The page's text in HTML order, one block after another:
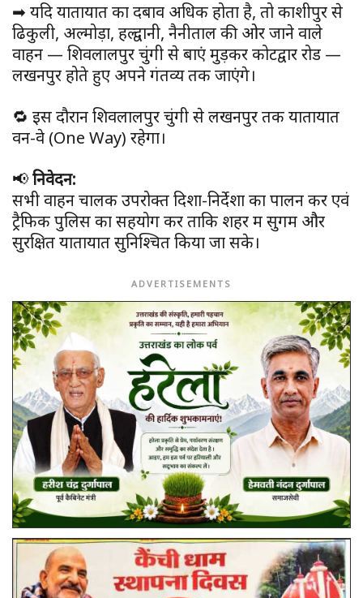
➡ यदि यातायात का दबाव अधिक होता है, तो काशीपुर से
ढिकुली, अल्मोड़ा, हल्द्वानी, नैनीताल की ओर जाने वाले
वाहन — शिवलालपुर चुंगी से बाएं मुड़कर कोटद्वार रोड —
लखनपुर होते हुए अपने गंतव्य तक जाएंगे।
🔁 इस दौरान शिवलालपुर चुंगी से लखनपुर तक यातायात
वन-वे (One Way) रहेगा।
📢निवेदन:
सभी वाहन चालक उपरोक्त दिशा-निर्देशों का पालन करें एवं
ट्रैफिक पुलिस का सहयोग करें ताकि शहर में सुगम और
सुरक्षित यातायात सुनिश्चित किया जा सके।
ADVERTISEMENTS